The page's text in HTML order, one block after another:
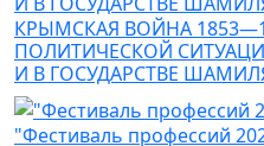
КРЫМСКАЯ ВОЙНА
ПОЛИТИЧЕСКОЙ
И В ГОСУДАРСТВЕ
"Фестиваль профессий